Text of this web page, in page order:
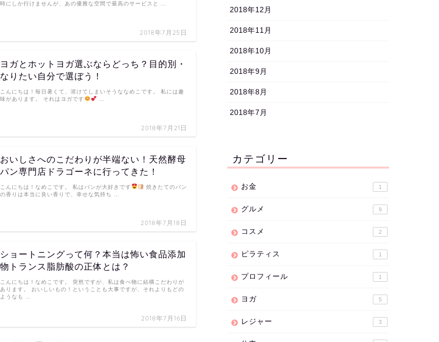
2018年7月25日
時にしか行けませんが、あの優雅な空間で最高のサービスと …
ヨガとホットヨガ選ぶならどっち？目的別・
なりたい自分で選ぼう！
2018年7月21日
こんにちは！毎日暑くて、溶けてしまいそうななめこです。 私には趣
味があります。 それはヨガです
おいしさへのこだわりが半端ない！天然酵母
パン専門店ドラゴーネに行ってきた！
2018年7月18日
こんにちは！なめこです。 私はパンが大好きです
焼きたてのパン
の香りは本当に良い香りで、幸せな気持ち …
ショートニングって何？本当は怖い食品添加
物トランス脂肪酸の正体とは？
2018年7月16日
こんにちは！なめこです。 突然ですが、私は食べ物に結構こだわりが
あります。 おいしいもの！ということも大事ですが、それよりもどの
ようなも …
2018年12月
2018年11月
2018年10月
2018年9月
2018年8月
2018年7月
カテゴリー
お金 1
グルメ 9
コスメ 2
ピラティス 1
プロフィール 1
ヨガ 5
レジャー 3